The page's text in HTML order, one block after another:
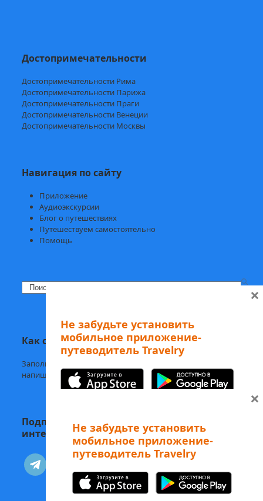
Достопримечательности
Достопримечательности Рима
Достопримечательности Парижа
Достопримечательности Праги
Достопримечательности Венеции
Достопримечательности Москвы
Навигация по сайту
Приложение
Аудиоэкскурсии
Блог о путешествиях
Путешествуем самостоятельно
Помощь
Search
Как с нами связаться
Заполните
напишите нам в Telegramили на welcome@mytravelry.com
Подписывайтесь на Travelry — с нами
интересно и полезно!
telegram vkontakte
Не забудьте установить
мобильное приложение-
путеводитель Travelry
А еще наши аудиоэкскурсии
Изучайте Рим с
×
Не забудьте установить
мобильное приложение-
путеводитель Travelry
×